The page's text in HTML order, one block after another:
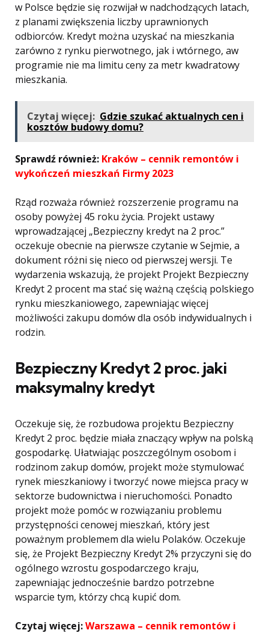
w Polsce będzie się rozwijał w nadchodzących latach,
z planami zwiększenia liczby uprawnionych
odbiorców. Kredyt można uzyskać na mieszkania
zarówno z rynku pierwotnego, jak i wtórnego, aw
programie nie ma limitu ceny za metr kwadratowy
mieszkania.
Czytaj więcej: Gdzie szukać aktualnych cen i
kosztów budowy domu?
Sprawdź również: Kraków – cennik remontów i
wykończeń mieszkań Firmy 2023
Rząd rozważa również rozszerzenie programu na
osoby powyżej 45 roku życia. Projekt ustawy
wprowadzającej „Bezpieczny kredyt na 2 proc.”
oczekuje obecnie na pierwsze czytanie w Sejmie, a
dokument różni się nieco od pierwszej wersji. Te
wydarzenia wskazują, że projekt Projekt Bezpieczny
Kredyt 2 procent ma stać się ważną częścią polskiego
rynku mieszkaniowego, zapewniając więcej
możliwości zakupu domów dla osób indywidualnych i
rodzin.
Bezpieczny Kredyt 2 proc. jaki
maksymalny kredyt
Oczekuje się, że rozbudowa projektu Bezpieczny
Kredyt 2 proc. będzie miała znaczący wpływ na polską
gospodarkę. Ułatwiając poszczególnym osobom i
rodzinom zakup domów, projekt może stymulować
rynek mieszkaniowy i tworzyć nowe miejsca pracy w
sektorze budownictwa i nieruchomości. Ponadto
projekt może pomóc w rozwiązaniu problemu
przystępności cenowej mieszkań, który jest
poważnym problemem dla wielu Polaków. Oczekuje
się, że Projekt Bezpieczny Kredyt 2% przyczyni się do
ogólnego wzrostu gospodarczego kraju,
zapewniając jednocześnie bardzo potrzebne
wsparcie tym, którzy chcą kupić dom.
Czytaj więcej:Warszawa – cennik remontów i